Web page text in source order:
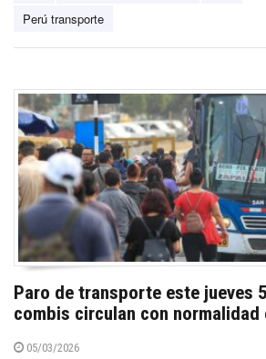
Perú transporte
Paro de transporte este jueves
combis circulan con normalidad
05/03/2026